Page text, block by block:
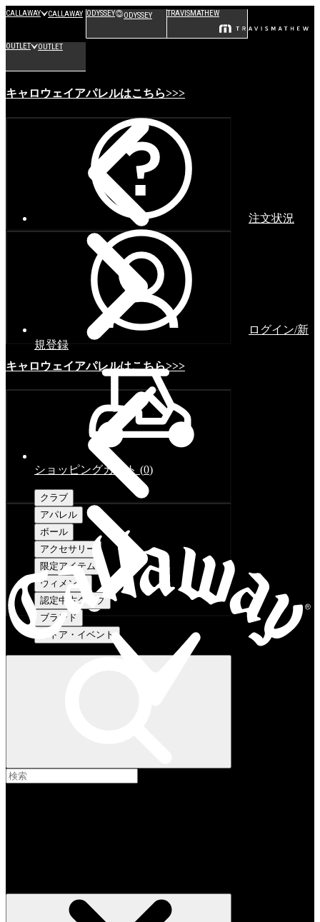
CALLAWAY CALLAWAY ODYSSEY ODYSSEY TRAVISMATHEW
OUTLET OUTLET
キャロウェイアパレルはこちら>>>
キャロウェイアパレルはこちら>>>
注文状況
ログイン/新
規登録
ショッピングカート (0)
クラブ
アパレル
ボール
アクセサリー
限定アイテム
ウィメンズ
認定中古クラブ
ブランド
ストア・イベント